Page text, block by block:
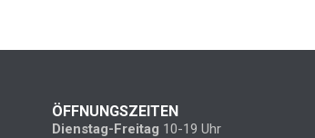
ÖFFNUNGSZEITEN
Dienstag-Freitag 10-19 Uhr